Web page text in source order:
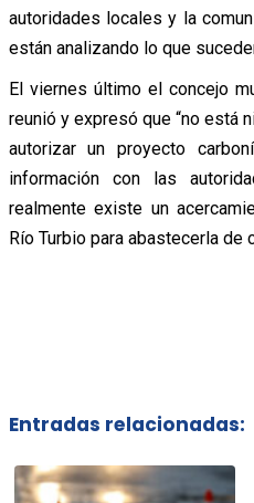
autoridades locales y la
están analizando lo que
El viernes último el concejo
reunió y expresó que “no está
autorizar un proyecto
información con las
realmente existe un
Río Turbio para abastecerla de
Entradas relacionadas: